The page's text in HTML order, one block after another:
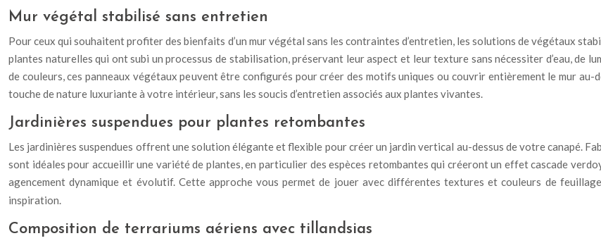
Mur végétal stabilisé sans entretien
Pour ceux qui souhaitent profiter des bienfaits d’un mur végétal sans les contraintes d’entretien, les solutions de végétaux
plantes naturelles qui ont subi un processus de stabilisation, préservant leur aspect et leur texture sans nécessiter d’eau, de
de couleurs, ces panneaux végétaux peuvent être configurés pour créer des motifs uniques ou couvrir entièrement le mur au-
touche de nature luxuriante à votre intérieur, sans les soucis d’entretien associés aux plantes vivantes.
Jardinières suspendues pour plantes retombantes
Les jardinières suspendues offrent une solution élégante et flexible pour créer un jardin vertical au-dessus de votre canapé.
sont idéales pour accueillir une variété de plantes, en particulier des espèces retombantes qui créeront un effet cascade
agencement dynamique et évolutif. Cette approche vous permet de jouer avec différentes textures et couleurs de
inspiration.
Composition de terrariums aériens avec tillandsias